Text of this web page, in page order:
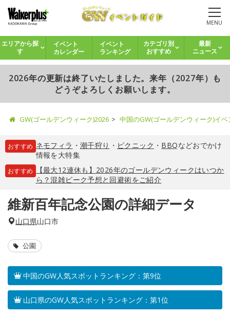
MENU
エリアから探
す
イベント
カレンダー
イベント
ランキング
カテゴリ別
おすすめ
最新
ニュース
2026年の更新は終了いたしました。来年（2027年）も
どうぞよろしくお願いします。
GW(ゴールデンウィーク)2026 中国のGW(ゴールデンウィーク)イ
おすすめ ネモフィラ ・ 潮干狩り ・ ピクニック ・ BBQなどおでかけ
情報を大特集
おすすめ
【最大12連休も】2026年のゴールデンウィークはいつか
ら？混雑ピーク予想と回避術をご紹介
維新百年記念公園の詳細データ
山口県山口市
公園
中国のGW人気スポットランキング：第9位
山口県のGW人気スポットランキング：第1位